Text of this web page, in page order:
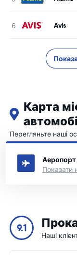
Avis
Карта
Перегляньте наші
Невшехир
Аеропорт
Показати
9.1
Наші